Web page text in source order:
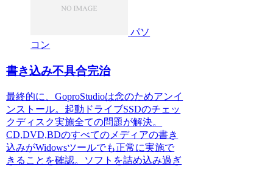
パソ
コン
書き込み不具合完治
最終的に、GoproStudioは念のためアンイ
ンストール。起動ドライブSSDのチェッ
クディスク実施全ての問題が解決。
CD,DVD,BDのすべてのメディアの書き
込みがWidowsツールでも正常に実施で
きることを確認。ソフトを詰め込み過ぎ